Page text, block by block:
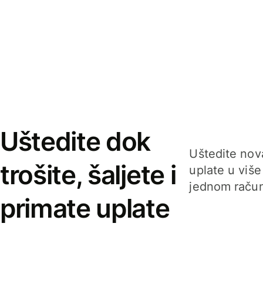
Uštedite dok
trošite, šaljete i
primate uplate
Uštedite
uplate u
jednom